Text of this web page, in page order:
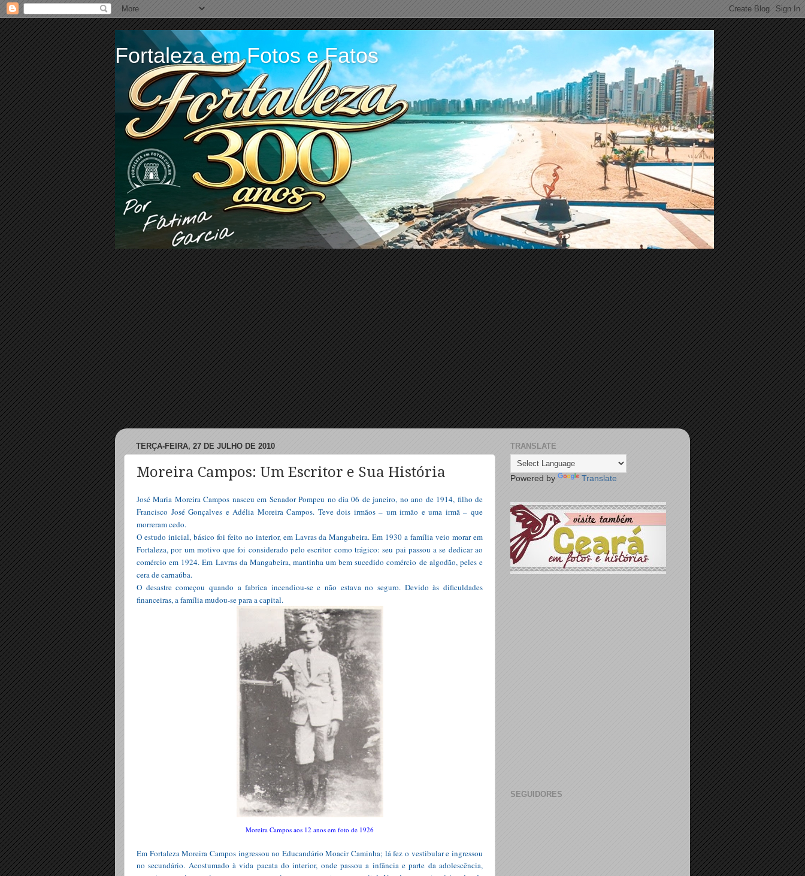
Fortaleza em Fotos e Fatos
TERÇA-FEIRA, 27 DE JULHO DE 2010
Moreira Campos: Um Escritor e Sua História
José Maria Moreira Campos nasceu em Senador Pompeu no dia 06 de janeiro, no ano de 1914, filho de
Francisco José Gonçalves e Adélia Moreira Campos. Teve dois irmãos – um irmão e uma irmã – que
morreram cedo.
O estudo inicial, básico foi feito no interior, em Lavras da Mangabeira. Em 1930 a família veio morar em
Fortaleza, por um motivo que foi considerado pelo escritor como trágico: seu pai passou a se dedicar ao
comércio em 1924. Em Lavras da Mangabeira, mantinha um bem sucedido comércio de algodão, peles e
cera de carnaúba.
O desastre começou quando a fabrica incendiou-se e não estava no seguro. Devido às dificuldades
financeiras, a família mudou-se para a capital.
Moreira Campos aos 12 anos em foto de 1926
Em Fortaleza Moreira Campos ingressou no Educandário Moacir Caminha; lá fez o vestibular e ingressou
no secundário. Acostumado à vida pacata do interior, onde passou a infância e parte da adolescência,
TRANSLATE
Powered by Translate
SEGUIDORES